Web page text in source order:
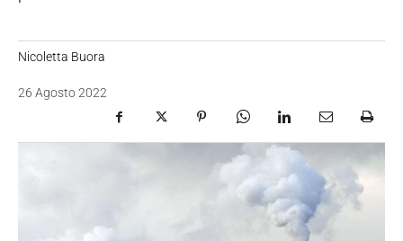
Nicoletta Buora
26 Agosto 2022